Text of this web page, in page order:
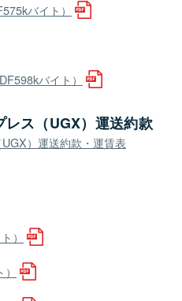
バイト）
バイト）
ス（UGX）運送約款
）運送約款・運賃表
）